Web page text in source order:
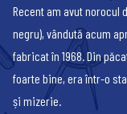
Recent am avut norocul
negru), vândută acum
fabricat în 1968. Din
foarte bine, era într-o
și mizerie.